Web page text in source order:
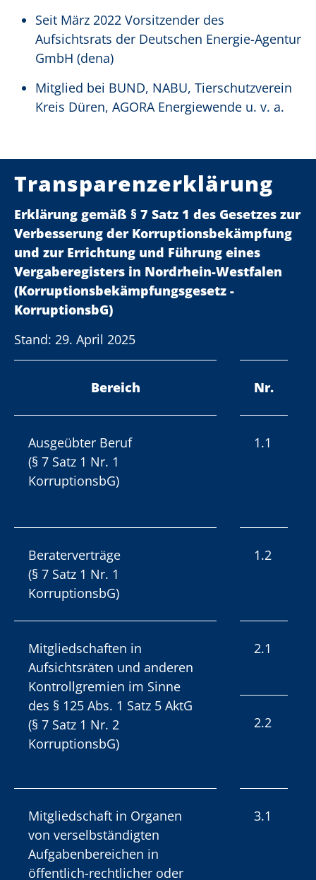
Seit März 2022 Vorsitzender des
Aufsichtsrats der Deutschen Energie-Agentur
GmbH (dena)
Mitglied bei BUND, NABU, Tierschutzverein
Kreis Düren, AGORA Energiewende u. v. a.
Transparenzerklärung
Erklärung gemäß § 7 Satz 1 des Gesetzes zur
Verbesserung der Korruptionsbekämpfung
und zur Errichtung und Führung eines
Vergaberegisters in Nordrhein-Westfalen
(Korruptionsbekämpfungsgesetz -
KorruptionsbG)
Stand: 29. April 2025
Bereich Nr.
Ausgeübter Beruf
(§ 7 Satz 1 Nr. 1
KorruptionsbG)
1.1
Beraterverträge
(§ 7 Satz 1 Nr. 1
KorruptionsbG)
1.2
Mitgliedschaften in
Aufsichtsräten und anderen
Kontrollgremien im Sinne
des § 125 Abs. 1 Satz 5 AktG
(§ 7 Satz 1 Nr. 2
KorruptionsbG)
2.1
2.2
Mitgliedschaft in Organen
von verselbständigten
Aufgabenbereichen in
öffentlich-rechtlicher oder
3.1